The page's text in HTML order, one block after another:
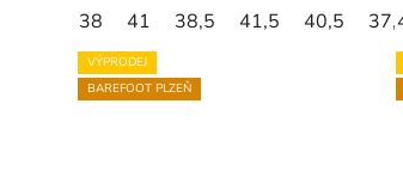
38 41 38,5 41,5 40,5
VÝPRODEJ
BAREFOOT PLZEŇ